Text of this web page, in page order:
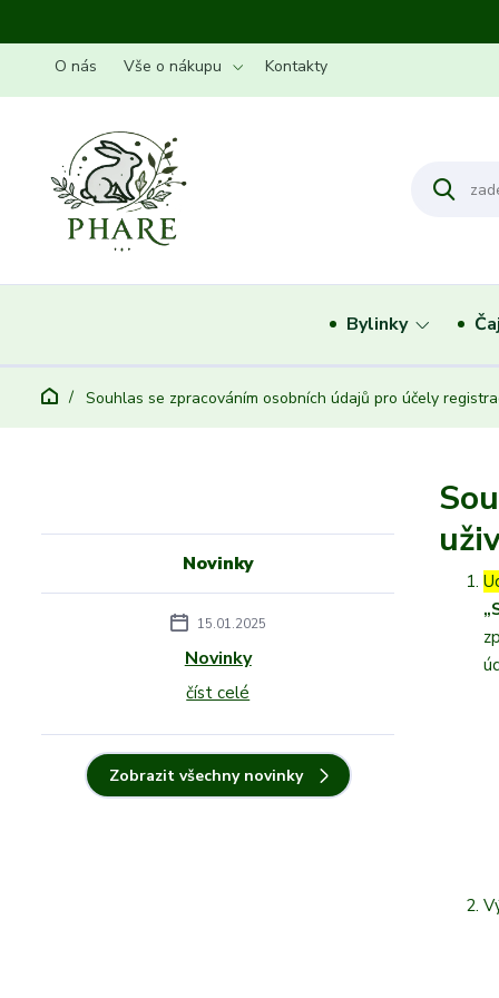
O nás Vše o nákupu Kontakty
Bylinky
Souhlas se zpracováním osobních údajů pro účely
Novinky
15.01.2025
Novinky
číst celé
Zobrazit všechny novinky